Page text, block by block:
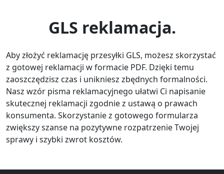
GLS reklamacja.
Aby złożyć reklamację przesyłki GLS, możesz skorzystać
z gotowej reklamacji w formacie PDF. Dzięki temu
zaoszczędzisz czas i unikniesz zbędnych formalności.
Nasz wzór pisma reklamacyjnego ułatwi Ci napisanie
skutecznej reklamacji zgodnie z ustawą o prawach
konsumenta. Skorzystanie z gotowego formularza
zwiększy szanse na pozytywne rozpatrzenie Twojej
sprawy i szybki zwrot kosztów.